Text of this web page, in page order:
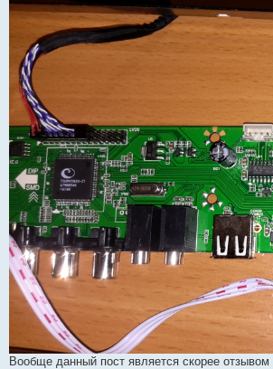
Вообще данный пост является скорее